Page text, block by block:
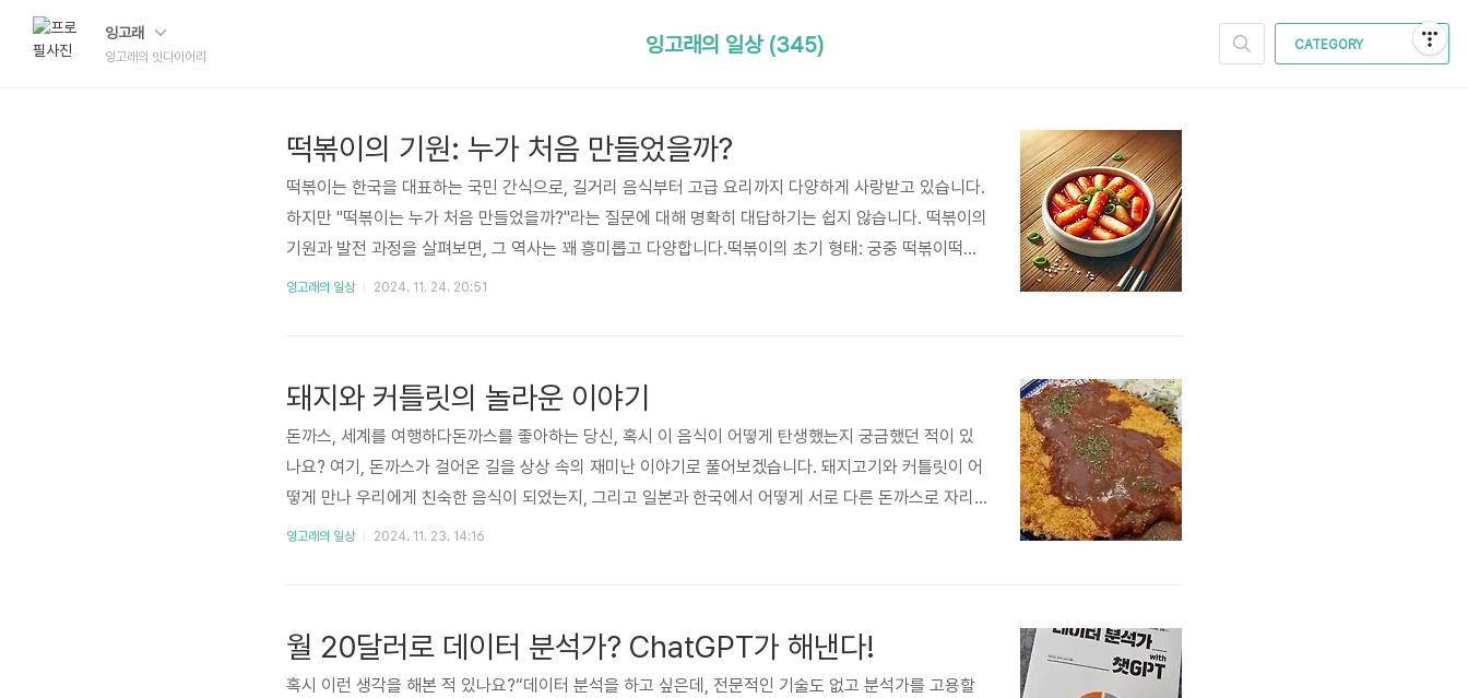
잉고래
잉고래의 잇다이어리
CATEGORY
잉고래의 일상 (345)
떡볶이의 기원: 누가 처음 만들었을까?
떡볶이는 한국을 대표하는 국민 간식으로, 길거리 음식부터 고급 요리까지 다양하게 사랑받고 있습니다.
하지만 "떡볶이는 누가 처음 만들었을까?"라는 질문에 대해 명확히 대답하기는 쉽지 않습니다. 떡볶이의
기원과 발전 과정을 살펴보면, 그 역사는 꽤 흥미롭고 다양합니다.떡볶이의 초기 형태: 궁중 떡볶이떡볶
이의 기원은 조선시대의 궁중 요리로 거슬러 올라갑니다. 이 시절의 떡볶이는 지금의 매콤한 고추장 떡
조선 ..
잉고래의 일상 2024. 11. 24. 20:51
돼지와 커틀릿의 놀라운 이야기
돈까스, 세계를 여행하다돈까스를 좋아하는 당신, 혹시 이 음식이 어떻게 탄생했는지 궁금했던 적이 있
나요? 여기, 돈까스가 걸어온 길을 상상 속의 재미난 이야기로 풀어보겠습니다. 돼지고기와 커틀릿이 어
떻게 만나 우리에게 친숙한 음식이 되었는지, 그리고 일본과 한국에서 어떻게 서로 다른 돈까스로 자리
잡았는지 알아볼까요?1. 돼지, 유럽의 숲을 떠나다먼 옛날, 유럽의 어느 숲속. 한 돼지가 친구들과 놀다
잉고래의 일상 2024. 11. 23. 14:16
월 20달러로 데이터 분석가? ChatGPT가 해낸다!
혹시 이런 생각을 해본 적 있나요?“데이터 분석을 하고 싶은데, 전문적인 기술도 없고 분석가를 고용할